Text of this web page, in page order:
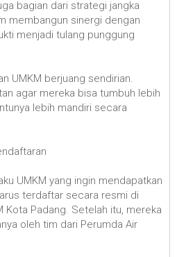
bagian dari strategi jangka
membangun sinergi dengan
menjadi tulang punggung
UMKM berjuang sendirian.
agar mereka bisa tumbuh lebih
lebih mandiri secara
UMKM yang ingin mendapatkan
terdaftar secara resmi di
Kota Padang. Setelah itu, mereka
oleh tim dari Perumda Air